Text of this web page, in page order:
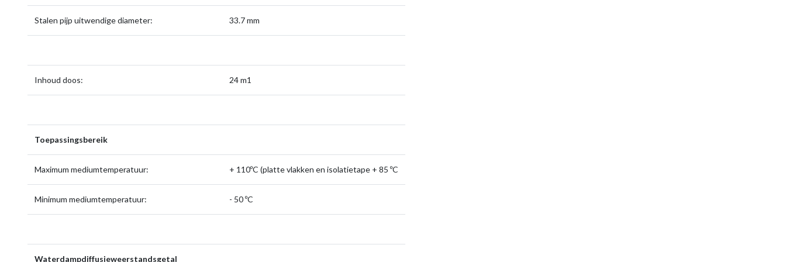
Stalen pijp uitwendige diameter: 33.7 mm
Inhoud doos: 24 m1
Toepassingsbereik
Maximum mediumtemperatuur: + 110ºC (platte vlakken en isolatietape + 85 ºC
Minimum mediumtemperatuur: - 50 ºC
Waterdampdiffusieweerstandsgetal